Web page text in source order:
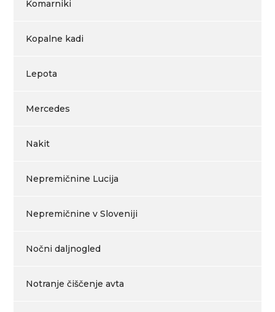
Komarniki
Kopalne kadi
Lepota
Mercedes
Nakit
Nepremičnine Lucija
Nepremičnine v Sloveniji
Nočni daljnogled
Notranje čiščenje avta